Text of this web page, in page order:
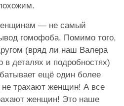
— не самый
гомофоба. Помимо того,
(вряд ли наш Валера
в деталях и подробностях)
ещё один более
не трахают женщин! А все
женщин! Это наше